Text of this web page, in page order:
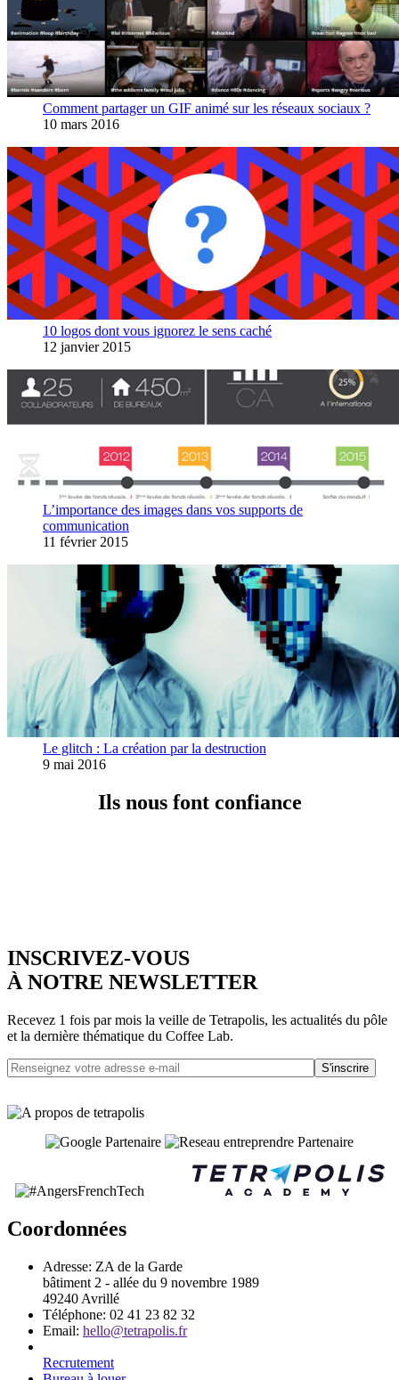
Comment partager un GIF animé sur les réseaux sociaux ?
10 mars 2016
10 logos dont vous ignorez le sens caché
12 janvier 2015
L’importance des images dans vos supports de
communication
11 février 2015
Le glitch : La création par la destruction
9 mai 2016
Ils nous font confiance
INSCRIVEZ-VOUS
À NOTRE NEWSLETTER
Recevez 1 fois par mois la veille de Tetrapolis, les actualités du pôle
et la dernière thématique du Coffee Lab.
S'inscrire
Coordonnées
Adresse: ZA de la Garde
bâtiment 2 - allée du 9 novembre 1989
49240 Avrillé
Téléphone: 02 41 23 82 32
Email: hello@tetrapolis.fr
Recrutement